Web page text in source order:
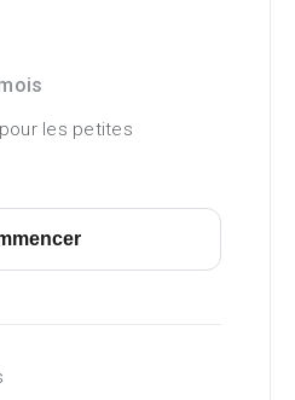
les petites